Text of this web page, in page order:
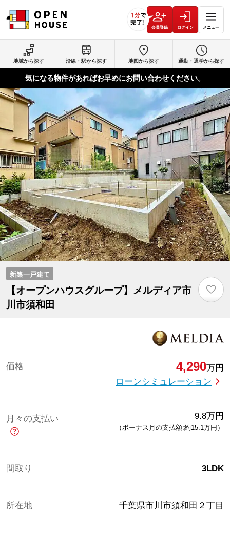
会員登録 ログイン メニュー
地域から探す 沿線・駅から探す 地図から探す 通勤・通学から探す
気になる物件があればお早めにお問い合わせください。
新築一戸建て
【オープンハウスグループ】メルディア市
川市須和田
♡
価格 4,290万円
ローンシミュレーション
月々の支払い 9.8万円
（ボーナス月の支払額:約15.1万円 ）
間取り 3LDK
所在地 千葉県市川市須和田２丁目